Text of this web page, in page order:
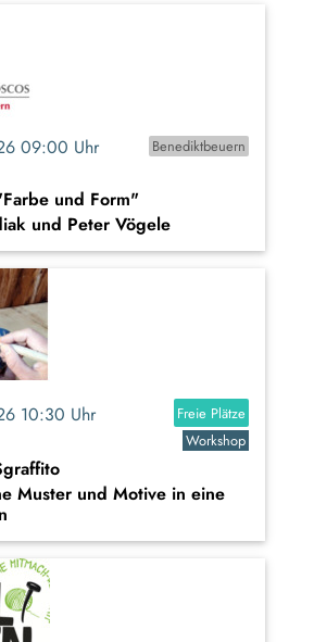
09:00 Uhr
Benediktbeuern
und Form"
und Peter Vögele
10:30 Uhr
Freie Plätze
Workshop
Muster und Motive in eine